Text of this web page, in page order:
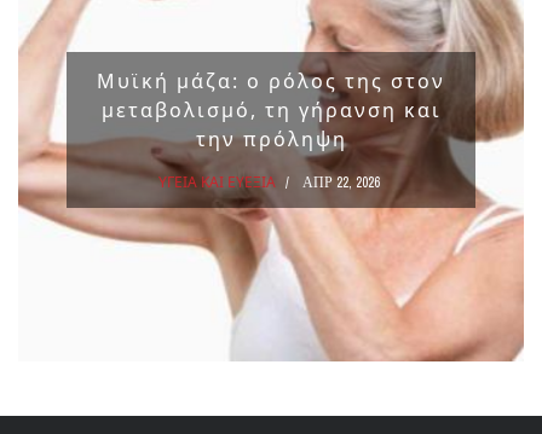
Μυϊκή μάζα: ο ρόλος της στον
μεταβολισμό, τη γήρανση και
την πρόληψη
ΥΓΕΙΑ ΚΑΙ ΕΥΕΞΙΑ ΑΠΡ 22, 2026